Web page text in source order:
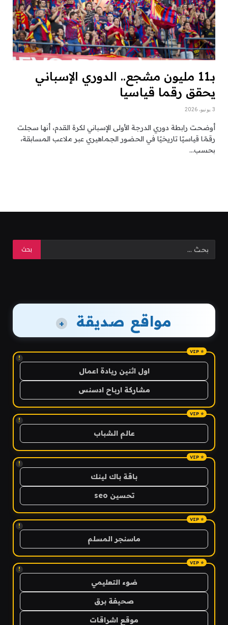
بـ11 مليون مشجع.. الدوري الإسباني
يحقق رقما قياسيا
3 يونيو، 2026
أوضحت رابطة دوري الدرجة الأولى الإسباني لكرة القدم، أنها سجلت
رقمًا قياسيًا تاريخيًا في الحضور الجماهيري عبر ملاعب المسابقة،
بحسب…
مواقع صديقة +
!
اول اثنين ريادة اعمال
مشاركة ارباح ادسنس
!
عالم الشباب
!
باقة باك لينك
تحسين seo
!
ماسنجر المسلم
!
ضوء التعليمي
صحيفة برق
موقع اشراقات